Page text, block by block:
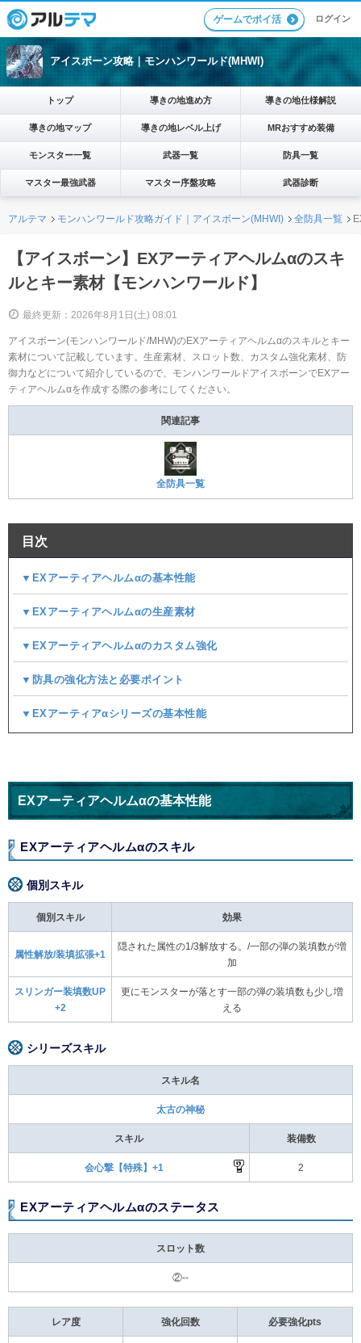
ゲームでポイ活 ログイン
アイスボーン攻略｜モンハンワールド(MHWI)
トップ 導きの地進め方 導きの地仕様解説
導きの地マップ 導きの地レベル上げ MRおすすめ装備
モンスター一覧 武器一覧 防具一覧
マスター最強武器 マスター序盤攻略 武器診断
アルテマ モンハンワールド攻略ガイド｜アイスボーン(MHWI) 全防具一覧
【アイスボーン】EXアーティアヘルムαのスキ
ルとキー素材【モンハンワールド】
最終更新：2026年8月1日(土) 08:01
アイスボーン(モンハンワールド/MHW)のEXアーティアヘルムαのスキルとキー
素材について記載しています。生産素材、スロット数、カスタム強化素材、防
御力などについて紹介しているので、モンハンワールドアイスボーンでEXアー
ティアヘルムαを作成する際の参考にしてください。
関連記事
全防具一覧
目次
▼EXアーティアヘルムαの基本性能
▼EXアーティアヘルムαの生産素材
▼EXアーティアヘルムαのカスタム強化
▼防具の強化方法と必要ポイント
▼EXアーティアαシリーズの基本性能
EXアーティアヘルムαの基本性能
EXアーティアヘルムαのスキル
個別スキル
個別スキル 効果
属性解放/装填拡張+1
隠された属性の1/3解放する。/一部の弾の装填数が増
加
スリンガー装填数UP
+2
更にモンスターが落とす一部の弾の装填数も少し増
える
シリーズスキル
スキル名
太古の神秘
スキル 装備数
会心撃【特殊】+1 2
EXアーティアヘルムαのステータス
スロット数
②--
レア度 強化回数 必要強化pts